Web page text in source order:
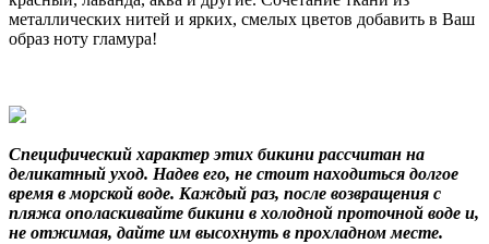
металлических нитей и ярких, смелых цветов добавить в Ваш
образ ноту гламура!
Специфический характер этих бикини рассчитан на
деликатный уход. Надев его, не стоит находиться долгое
время в морской воде. Каждый раз, после возвращения с
пляжа ополаскивайте бикини в холодной проточной воде и,
не отжимая, дайте им высохнуть в прохладном месте.